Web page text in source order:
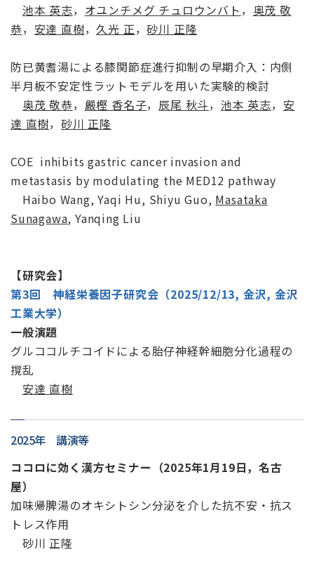
池本 英志， オユンチメグ チュロウンバト ， 奥茂 敬
恭， 安達 直樹，久光 正，砂川 正隆
防已黄耆湯による膝関節症進行抑制の早期介入：内側
半月板不安定性ラットモデルを用いた実験的検討
奥茂 敬恭， 嚴樫 香名子， 辰尾 秋斗，池本 英志， 安
達 直樹，砂川 正隆
COE inhibits gastric cancer invasion and
metastasis by modulating the MED12 pathway
Haibo Wang, Yaqi Hu, Shiyu Guo, Masataka
Sunagawa, Yanqing Liu
【研究会】
第3回 神経栄養因子研究会（2025/12/13, 金沢, 金沢
工業大学）
一般演題
グルココルチコイドによる胎仔神経幹細胞分化過程の
撹乱
安達 直樹
2025年 講演等
ココロに効く漢方セミナー（2025年1月19日，名古
屋）
加味帰脾湯のオキシトシン分泌を介した抗不安・抗ス
トレス作用
砂川 正隆